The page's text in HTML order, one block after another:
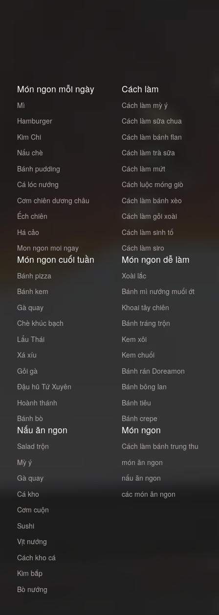
Món ngon mỗi ngày
Mì
Hamburger
Kim Chi
Nấu chè
Bánh pudding
Cá lóc nướng
Cơm chiên dương châu
Ếch chiên
Há cảo
Mon ngon moi ngay
Cách làm
Cách làm mỳ ý
Cách làm sữa chua
Cách làm bánh flan
Cách làm trà sữa
Cách làm mứt
Cách luộc móng giò
Cách làm bánh xèo
Cách làm gỏi xoài
Cách làm sinh tố
Cách làm siro
Món ngon cuối tuần
Bánh pizza
Bánh kem
Gà quay
Chè khúc bạch
Lẩu Thái
Xá xíu
Gỏi gà
Đậu hũ Tứ Xuyên
Hoành thánh
Bánh bò
Món ngon dễ làm
Xoài lắc
Bánh mì nướng muối ớt
Khoai tây chiên
Bánh tráng trộn
Kem xôi
Kem chuối
Bánh rán Doreamon
Bánh bông lan
Bánh tiêu
Bánh crepe
Nấu ăn ngon
Salad trộn
Mỳ ý
Gà quay
Cá kho
Cơm cuộn
Sushi
Vịt nướng
Cách kho cá
Kim bắp
Bò nướng
Món ngon
Cách làm bánh trung thu
món ăn ngon
nấu ăn ngon
các món ăn ngon